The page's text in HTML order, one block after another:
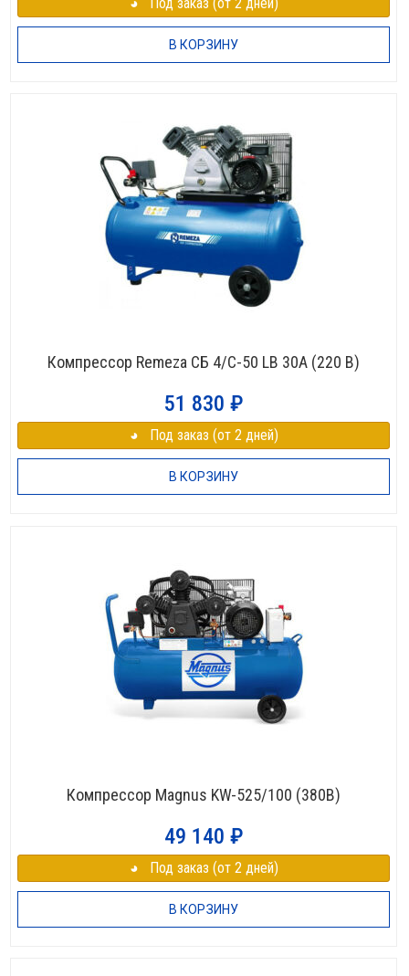
В КОРЗИНУ
Компрессор Remeza СБ 4/С-50 LB 30A (220 В)
51 830 ₽
◕⠀Под заказ (от 2 дней)
В КОРЗИНУ
Компрессор Magnus KW-525/100 (380В)
49 140 ₽
◕⠀Под заказ (от 2 дней)
В КОРЗИНУ